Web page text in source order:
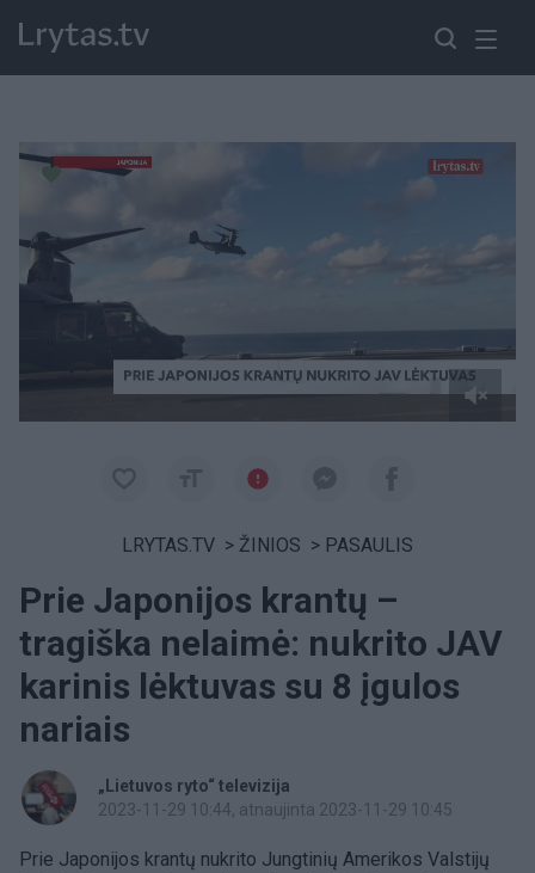
Paremkite Ukrainą
LRYTAS.TV > ŽINIOS > PASAULIS
Prie Japonijos krantų –
tragiška nelaimė: nukrito JAV
karinis lėktuvas su 8 įgulos
nariais
„Lietuvos ryto“ televizija
2023-11-29 10:44, atnaujinta 2023-11-29 10:45
Prie Japonijos krantų nukrito Jungtinių Amerikos Valstijų